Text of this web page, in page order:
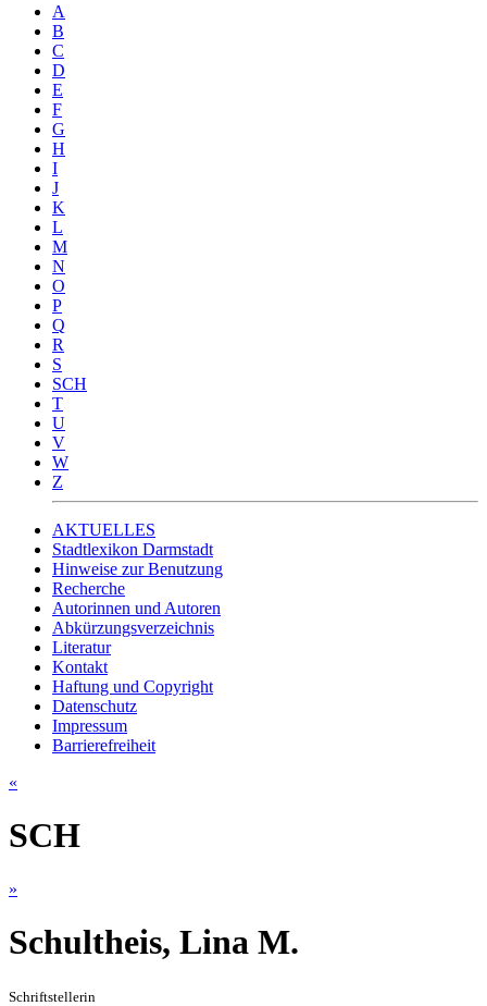
A
B
C
D
E
F
G
H
I
J
K
L
M
N
O
P
Q
R
S
SCH
T
U
V
W
Z
AKTUELLES
Stadtlexikon Darmstadt
Hinweise zur Benutzung
Recherche
Autorinnen und Autoren
Abkürzungsverzeichnis
Literatur
Kontakt
Haftung und Copyright
Datenschutz
Impressum
Barrierefreiheit
«
SCH
»
Schultheis, Lina M.
Schriftstellerin